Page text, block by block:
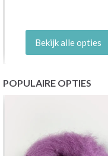
Bekijk alle opties
POPULAIRE OPTIES